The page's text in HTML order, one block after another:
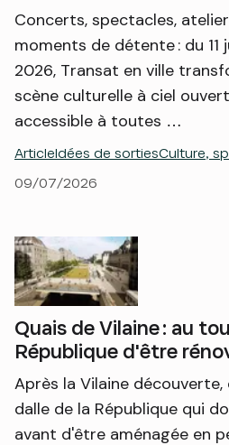
Concerts, spectacles,
moments de détente : du 11
2026, Transat en ville
scène culturelle à ciel
accessible à toutes …
ArticleIdées de sortiesCulture,
09/07/2026
Quais de Vilaine : au
République d'être
Après la Vilaine
dalle de la République qui
avant d'être aménagée en